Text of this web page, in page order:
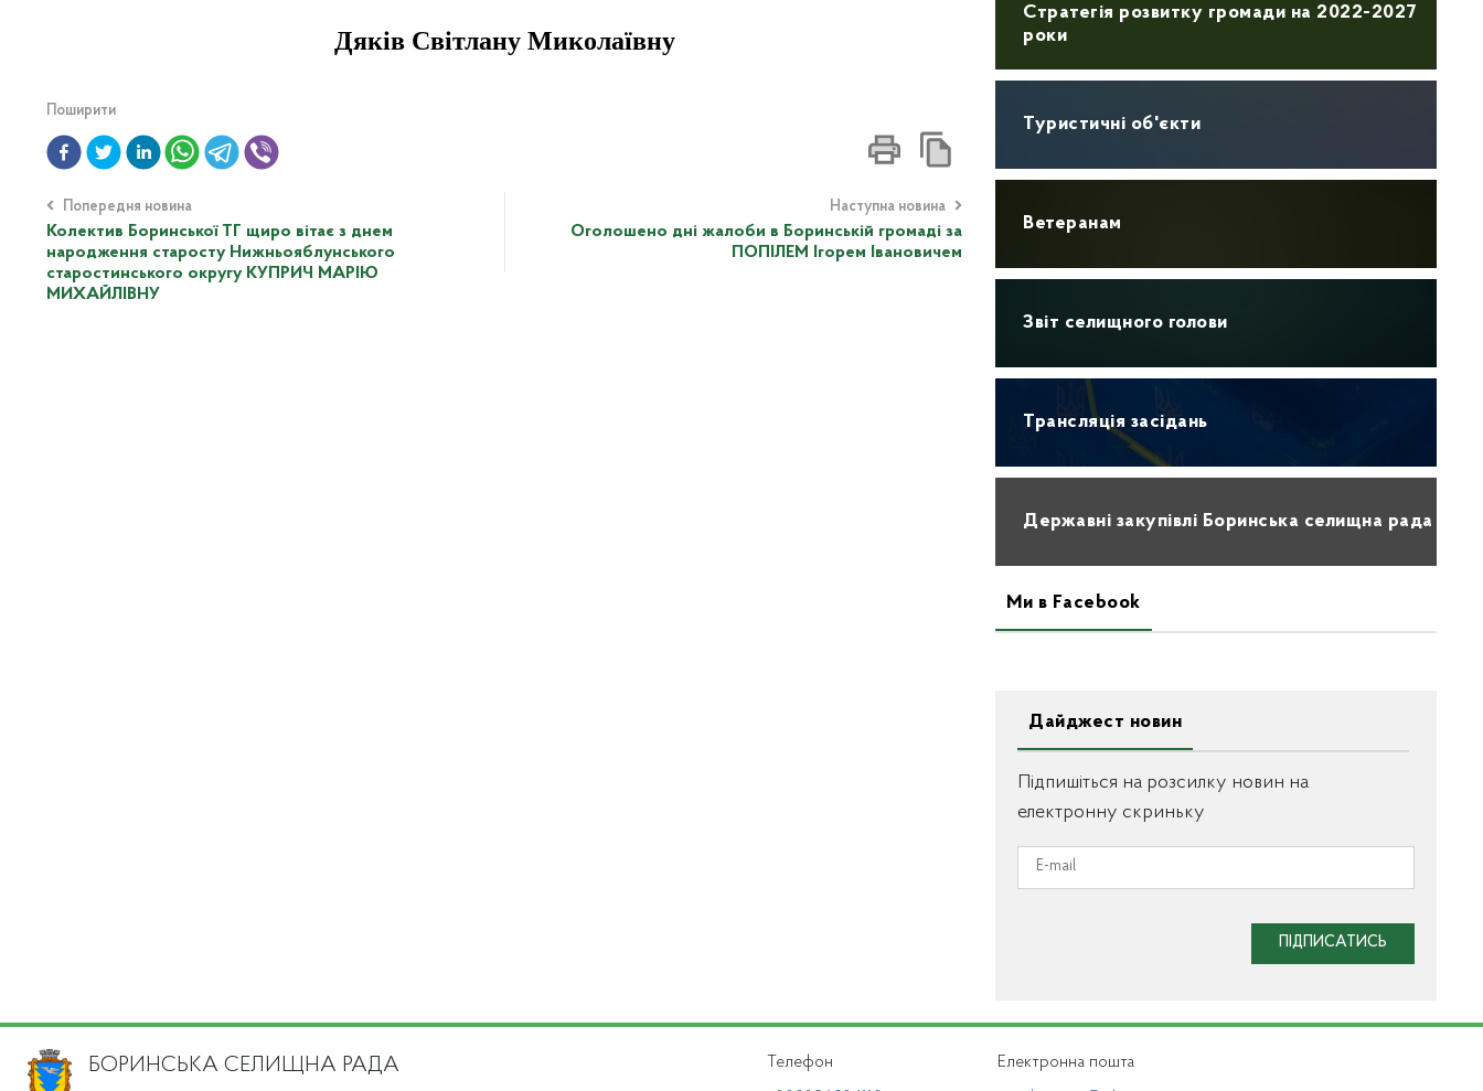
Дяків Світлану Миколаївну
Поширити
Попередня новина
Колектив Боринської ТГ щиро вітає з днем
народження старосту Нижньояблунського
старостинського округу КУПРИЧ МАРІЮ
МИХАЙЛІВНУ
Наступна новина
Оголошено дні жалоби в Боринській громаді за
ПОПІЛЕМ Ігорем Івановичем
Стратегія розвитку громади на 2022-2027
роки
Туристичні об'єкти
Ветеранам
Звіт селищного голови
Трансляція засідань
Державні закупівлі Боринська селищна рада
Ми в Facebook
Дайджест новин
Підпишіться на розсилку новин на
електронну скриньку
ПІДПИСАТИСЬ
БОРИНСЬКА СЕЛИЩНА РАДА
Телефон
Електронна пошта